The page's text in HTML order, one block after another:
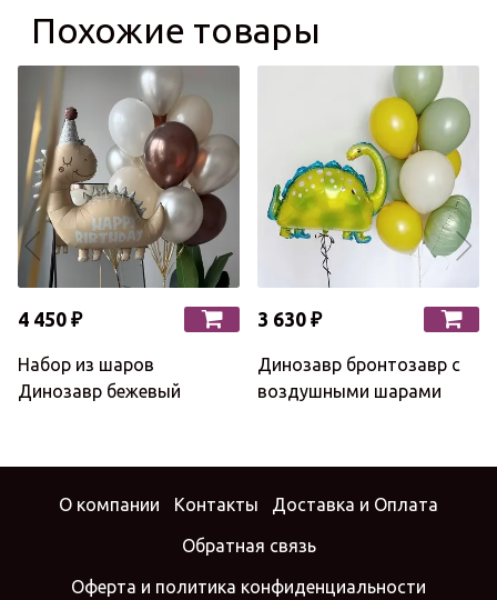
Похожие товары
4 450 ₽
Набор из шаров
Динозавр бежевый
3 630 ₽
Динозавр бронтозавр с
воздушными шарами
О компании Контакты Доставка и Оплата
Обратная связь
Оферта и политика конфиденциальности